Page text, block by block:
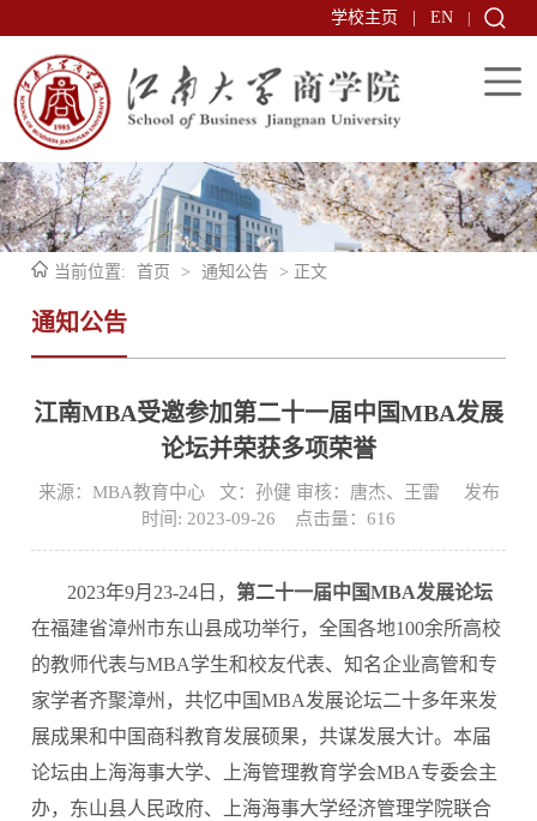
学校主页 EN
当前位置: 首页 > 通知公告 > 正文
通知公告
江南MBA受邀参加第二十一届中国MBA发展
论坛并荣获多项荣誉
来源：MBA教育中心 文：孙健 审核：唐杰、王雷 发布
时间: 2023-09-26 点击量： 616
2023年9月23-24日，第二十一届中国MBA发展论坛
在福建省漳州市东山县成功举行，全国各地100余所高校
的教师代表与MBA学生和校友代表、知名企业高管和专
家学者齐聚漳州，共忆中国MBA发展论坛二十多年来发
展成果和中国商科教育发展硕果，共谋发展大计。本届
论坛由上海海事大学、上海管理教育学会MBA专委会主
办，东山县人民政府、上海海事大学经济管理学院联合